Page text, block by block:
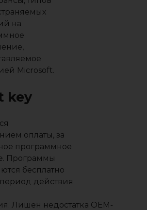
на
Microsoft.
key
оплаты, за
программное
Программы
бесплатно
действия
Лишён недостатка OEM-